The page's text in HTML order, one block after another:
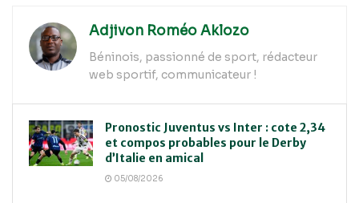
Adjivon Roméo Aklozo
Béninois, passionné de sport, rédacteur
web sportif, communicateur !
Pronostic Juventus vs Inter : cote 2,34
et compos probables pour le Derby
d’Italie en amical
05/08/2026